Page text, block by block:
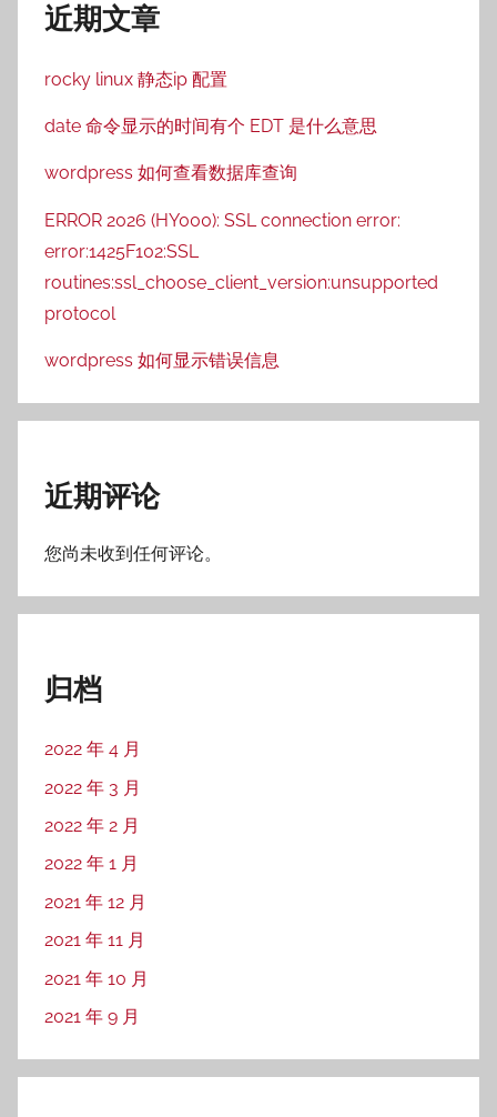
近期文章
rocky linux 静态ip 配置
date 命令显示的时间有个 EDT 是什么意思
wordpress 如何查看数据库查询
ERROR 2026 (HY000): SSL connection error:
error:1425F102:SSL
routines:ssl_choose_client_version:unsupported
protocol
wordpress 如何显示错误信息
近期评论
您尚未收到任何评论。
归档
2022 年 4 月
2022 年 3 月
2022 年 2 月
2022 年 1 月
2021 年 12 月
2021 年 11 月
2021 年 10 月
2021 年 9 月